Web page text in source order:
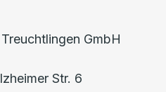
GmbH
Str. 6